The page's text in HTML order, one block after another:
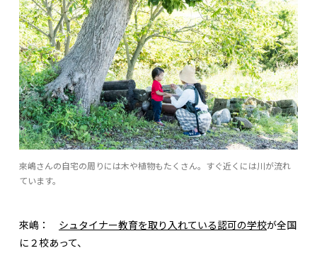
來嶋さんの自宅の周りには木や植物もたくさん。すぐ近くには川が流れ
ています。
來嶋： シュタイナー教育を取り入れている認可の学校が全国
に２校あって、